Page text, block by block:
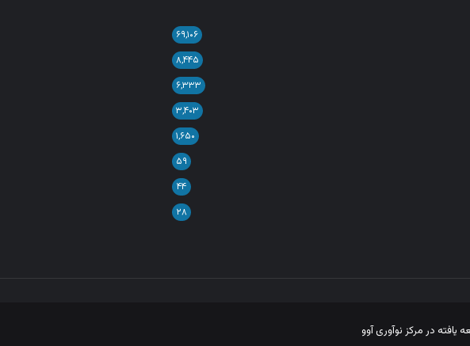
۶۹,۱۰۶
۸,۴۴۵
۶,۳۳۳
۳,۴۰۳
۱,۶۵۰
۵۹
۴۴
۲۸
یافته در مرکز نوآوری آوو